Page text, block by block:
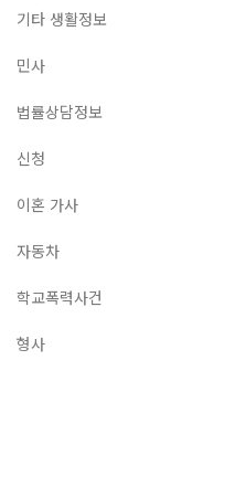
기타 생활정보
민사
법률상담정보
신청
이혼 가사
자동차
학교폭력사건
형사